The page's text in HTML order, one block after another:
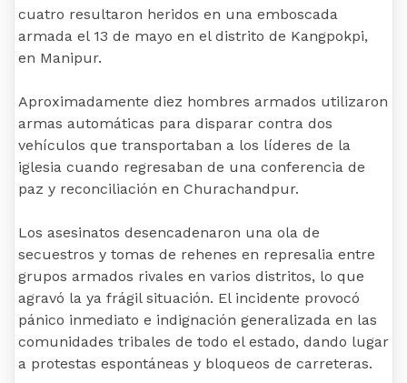
cuatro resultaron heridos en una emboscada
armada el 13 de mayo en el distrito de Kangpokpi,
en Manipur.
Aproximadamente diez hombres armados utilizaron
armas automáticas para disparar contra dos
vehículos que transportaban a los líderes de la
iglesia cuando regresaban de una conferencia de
paz y reconciliación en Churachandpur.
Los asesinatos desencadenaron una ola de
secuestros y tomas de rehenes en represalia entre
grupos armados rivales en varios distritos, lo que
agravó la ya frágil situación. El incidente provocó
pánico inmediato e indignación generalizada en las
comunidades tribales de todo el estado, dando lugar
a protestas espontáneas y bloqueos de carreteras.